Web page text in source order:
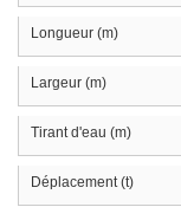
Longueur (m)
Largeur (m)
Tirant d'eau (m)
Déplacement (t)